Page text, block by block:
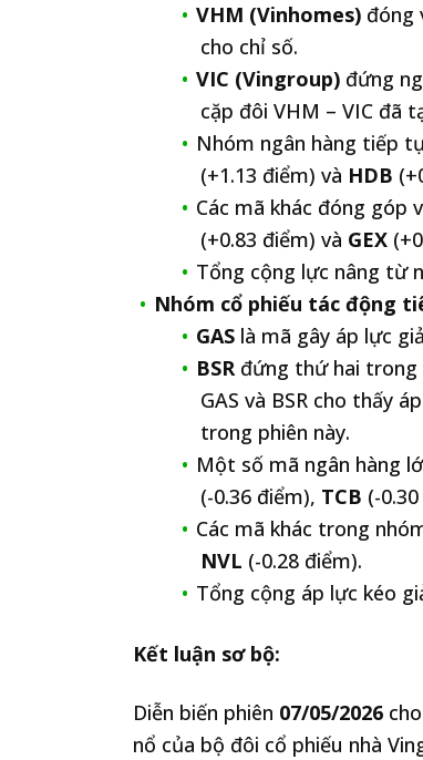
VHM (Vinhomes) đóng
cho chỉ số.
VIC (Vingroup) đứng
cặp đôi VHM – VIC đã
Nhóm ngân hàng tiếp
(+1.13 điểm) và HDB
Các mã khác đóng góp
(+0.83 điểm) và GEX
Tổng cộng lực nâng từ
Nhóm cổ phiếu tác động
GAS là mã gây áp lực
BSRđứng thứ hai trong
GAS và BSR cho thấy
trong phiên này.
Một số mã ngân hàng
(-0.36 điểm), TCB (-
Các mã khác trong
NVL (-0.28 điểm).
Tổng cộng áp lực kéo
Kết luận sơ bộ:
Diễn biến phiên 07/05/2026
nổ của bộ đôi cổ phiếu nhà